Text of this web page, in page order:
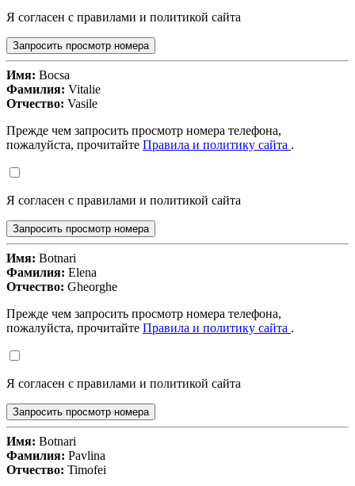
Я согласен с правилами и политикой сайта
Запросить просмотр номера
Имя: Bocsa
Фамилия: Vitalie
Отчество: Vasile
Прежде чем запросить просмотр номера телефона,
пожалуйста, прочитайте Правила и политику сайта .
Я согласен с правилами и политикой сайта
Запросить просмотр номера
Имя: Botnari
Фамилия: Elena
Отчество: Gheorghe
Прежде чем запросить просмотр номера телефона,
пожалуйста, прочитайте Правила и политику сайта .
Я согласен с правилами и политикой сайта
Запросить просмотр номера
Имя: Botnari
Фамилия: Pavlina
Отчество: Timofei